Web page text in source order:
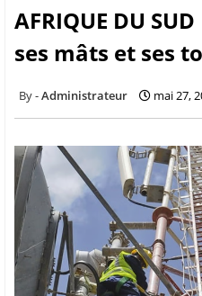
AFRIQUE DU
ses mâts et ses
Administrateur mai 27,